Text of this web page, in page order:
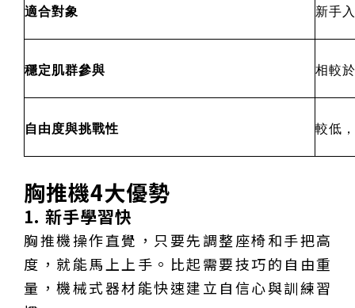
適合對象 新手
穩定肌群參與 相較
自由度與挑戰性 較低
胸推機4大優勢
1. 新手學習快
胸推機操作直覺，只要先調整座椅和手把高
度，就能馬上上手。比起需要技巧的自由重
量，機械式器材能快速建立自信心與訓練習